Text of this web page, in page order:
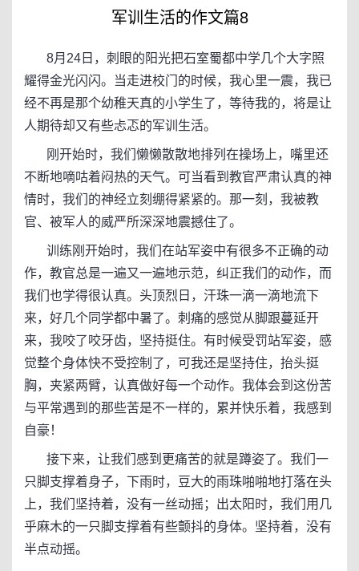
军训生活的作文篇8
8月24日，刺眼的阳光把石室蜀都中学几个大字照
耀得金光闪闪。当走进校门的时候，我心里一震，我已
经不再是那个幼稚天真的小学生了，等待我的，将是让
人期待却又有些忐忑的军训生活。
刚开始时，我们懒懒散散地排列在操场上，嘴里还
不断地嘀咕着闷热的天气。可当看到教官严肃认真的神
情时，我们的神经立刻绷得紧紧的。那一刻，我被教
官、被军人的威严所深深地震撼住了。
训练刚开始时，我们在站军姿中有很多不正确的动
作，教官总是一遍又一遍地示范，纠正我们的动作，而
我们也学得很认真。头顶烈日，汗珠一滴一滴地流下
来，好几个同学都中暑了。刺痛的感觉从脚跟蔓延开
来，我咬了咬牙齿，坚持挺住。有时候受罚站军姿，感
觉整个身体快不受控制了，可我还是坚持住，抬头挺
胸，夹紧两臂，认真做好每一个动作。我体会到这份苦
与平常遇到的那些苦是不一样的，累并快乐着，我感到
自豪！
接下来，让我们感到更痛苦的就是蹲姿了。我们一
只脚支撑着身子，下雨时，豆大的雨珠啪啪地打落在头
上，我们坚持着，没有一丝动摇；出太阳时，我们用几
乎麻木的一只脚支撑着有些颤抖的身体。坚持着，没有
半点动摇。